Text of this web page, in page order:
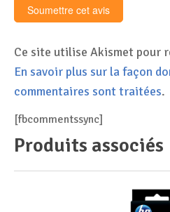
Ce site utilise Akismet pour
En savoir plus sur la façon
commentaires sont traitées.
[fbcommentssync]
Produits associés